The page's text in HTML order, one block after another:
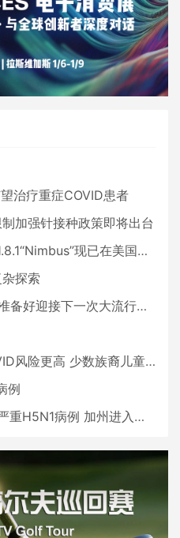
治疗重症COVID患者
加强针接种政策即将出台
现已在美国占据主导地位
探索
迎接下一次大流行了吗？
更高 少数族裔儿童存在差异
例
病例 加州进入紧急状态